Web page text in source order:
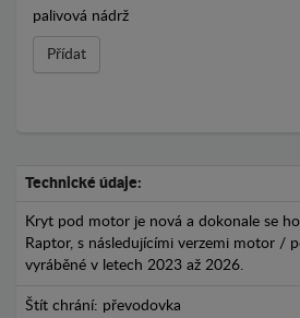
palivová nádrž
Přídat
Technické údaje:
Kryt pod motor je nová a dokonale se
Raptor, s následujícími verzemi motor /
vyráběné v letech 2023 až 2026.
Štít chrání: převodovka